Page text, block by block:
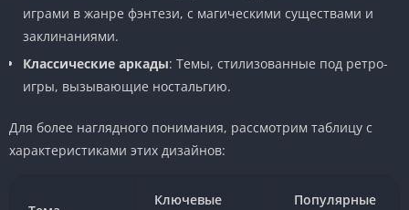
играми в жанре фэнтези, с магическими существами и
заклинаниями.
Классические аркады: Темы, стилизованные под ретро-
игры, вызывающие ностальгию.
Для более наглядного понимания, рассмотрим таблицу с
характеристиками этих дизайнов:
Ключевые
Популярные